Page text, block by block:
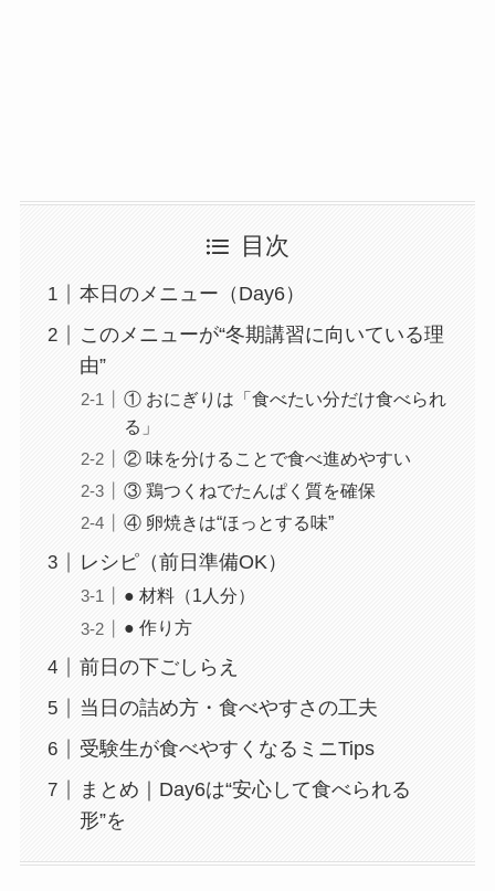
目次
本日のメニュー（Day6）
このメニューが“冬期講習に向いている理
由”
① おにぎりは「食べたい分だけ食べられ
る」
② 味を分けることで食べ進めやすい
③ 鶏つくねでたんぱく質を確保
④ 卵焼きは“ほっとする味”
レシピ（前日準備OK）
● 材料（1人分）
● 作り方
前日の下ごしらえ
当日の詰め方・食べやすさの工夫
受験生が食べやすくなるミニTips
まとめ｜Day6は“安心して食べられる
形”を